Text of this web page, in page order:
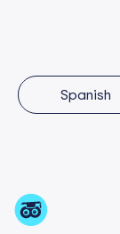
Spanish